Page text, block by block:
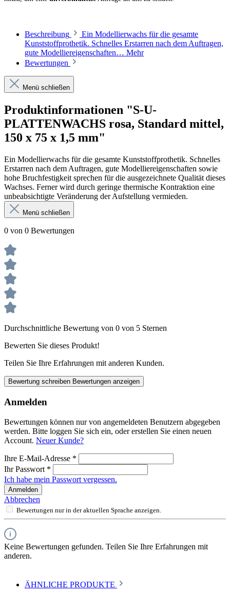
Beschreibung
Ein Modellierwachs für die gesamte
Kunststoffprothetik. Schnelles Erstarren nach dem Auftragen,
gute Modellier­eigenschaften… Mehr
Bewertungen
Menü schließen
Produktinformationen "S-U-
PLATTENWACHS rosa, Standard mittel,
150 x 75 x 1,5 mm"
Ein Modellierwachs für die gesamte Kunststoffprothetik. Schnelles
Erstarren nach dem Auftragen, gute Modellier­eigenschaften sowie
hohe Bruchfestigkeit sprechen für die ausgezeichnete Qualität dieses
Wachses. Ferner wird durch geringe thermische Kontraktion eine
unbeab­sichtig­te Veränderung der Aufstellung vermieden.
Menü schließen
0 von 0 Bewertungen
Durchschnittliche Bewertung von 0 von 5 Sternen
Bewerten Sie dieses Produkt!
Teilen Sie Ihre Erfahrungen mit anderen Kunden.
Bewertung schreiben Bewertungen anzeigen
Anmelden
Bewertungen können nur von angemeldeten Benutzern abgegeben
werden. Bitte loggen Sie sich ein, oder erstellen Sie einen neuen
Account. Neuer Kunde?
Ihre E-Mail-Adresse *
Ihr Passwort *
Ich habe mein Passwort vergessen.
Anmelden
Abbrechen
Bewertungen nur in der aktuellen Sprache anzeigen.
Keine Bewertungen gefunden. Teilen Sie Ihre Erfahrungen mit
anderen.
ÄHNLICHE PRODUKTE